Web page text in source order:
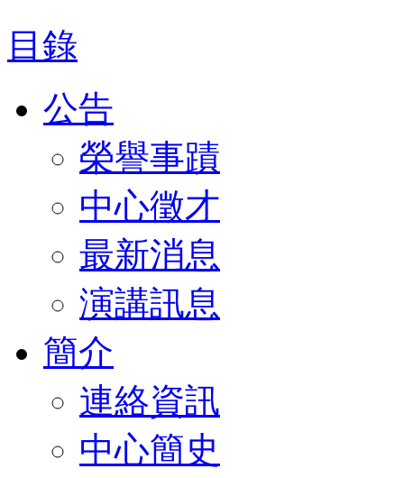
目錄
公告
榮譽事蹟
中心徵才
最新消息
演講訊息
簡介
連絡資訊
中心簡史